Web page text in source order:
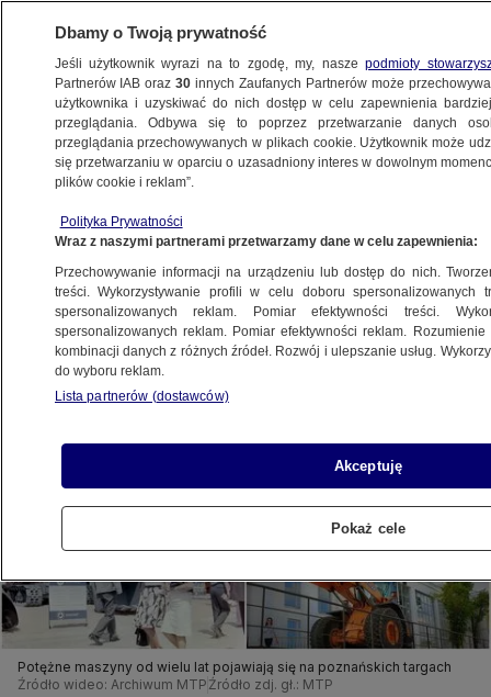
POZNAŃ
jak zmieniały się na przestrzeni lat
23.05.2014, 20:03
Udostępnij
Potężne maszyny od wielu lat pojawiają się na poznańskich targach
Źródło wideo: Archiwum MTP Źródło zdj. gł.: MTP
Dbamy o Twoją prywatność
Jeśli użytkownik wyrazi na to zgodę, my, naszepodmioty
Partnerów IAB oraz30 innych Zaufanych Partnerów może
użytkownika i uzyskiwać do nich dostęp w celu zapewnienia
przeglądania. Odbywa się to poprzez przetwarzanie danych
przeglądania przechowywanych w plikach cookie. Użytkownik może
się przetwarzaniu w oparciu o uzasadniony interes w dowolnym
plików cookie i reklam”.
Polityka Prywatności
Wraz z naszymi partnerami przetwarzamy dane w celu zapewnienia:
Przechowywanie informacji na urządzeniu lub dostęp do nich.
treści. Wykorzystywanie profili w celu doboru spersonalizowanych
spersonalizowanych reklam. Pomiar efektywności treści.
spersonalizowanych reklam. Pomiar efektywności reklam.
kombinacji danych z różnych źródeł. Rozwój i ulepszanie usług.
do wyboru reklam.
Lista partnerów (dostawców)
Akceptuję
Pokaż cele